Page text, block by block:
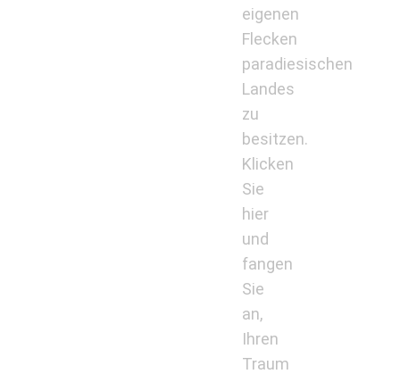
eigenen
Flecken
paradiesischen
Landes
zu
besitzen.
Klicken
Sie
hier
und
fangen
Sie
an,
Ihren
Traum